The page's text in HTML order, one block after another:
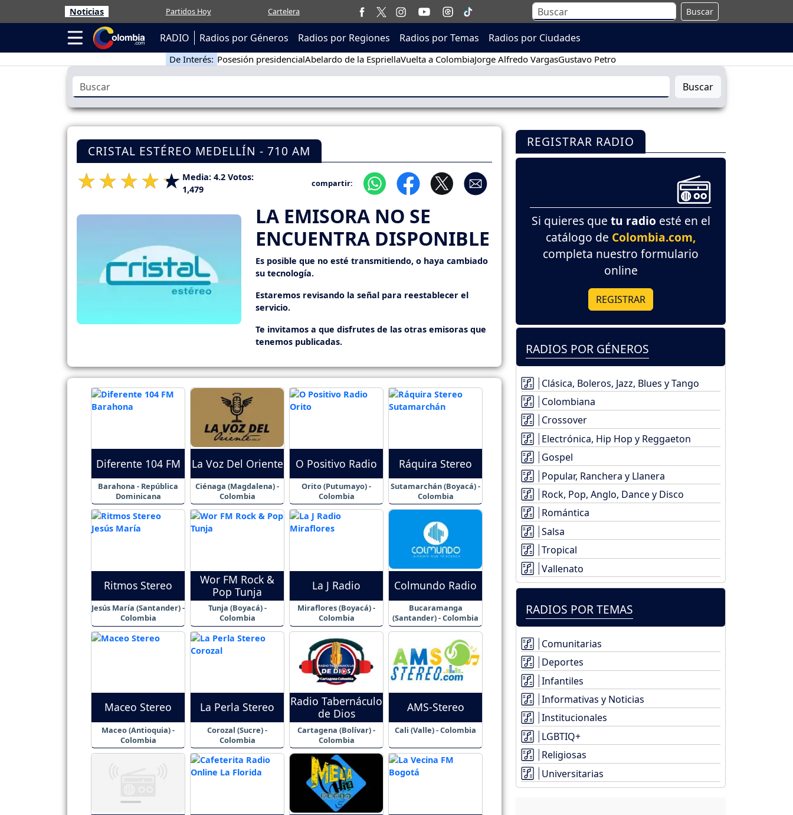
Noticias Partidos Hoy Cartelera Buscar
RADIO Radios por Géneros Radios por Regiones Radios por Temas Radios por Ciudades
De Interés: Posesión presidencialAbelardo de la EspriellaVuelta a ColombiaJorge Alfredo VargasGustavo Petro
Buscar
CRISTAL ESTÉREO MEDELLÍN - 710 AM
Media:4.2 Votos:
1,479
compartir:
LA EMISORA NO SE
ENCUENTRA DISPONIBLE
Es posible que no esté transmitiendo, o haya cambiado
su tecnología.
Estaremos revisando la señal para reestablecer el
servicio.
Te invitamos a que disfrutes de las otras emisoras que
tenemos publicadas.
Diferente 104 FM
Barahona - República
Dominicana
La Voz Del Oriente
Ciénaga (Magdalena) -
Colombia
O Positivo Radio
Orito (Putumayo) -
Colombia
Ráquira Stereo
Sutamarchán (Boyacá) -
Colombia
Ritmos Stereo
Jesús María (Santander) -
Colombia
Wor FM Rock &
Pop Tunja
Tunja (Boyacá) -
Colombia
La J Radio
Miraflores (Boyacá) -
Colombia
Colmundo Radio
Bucaramanga
(Santander) - Colombia
Maceo Stereo
Maceo (Antioquia) -
Colombia
La Perla Stereo
Corozal (Sucre) -
Colombia
Radio Tabernáculo
de Dios
Cartagena (Bolívar) -
Colombia
AMS-Stereo
Cali (Valle) - Colombia
REGISTRAR RADIO
Si quieres que tu radio esté en el
catálogo de Colombia.com,
completa nuestro formulario
online
REGISTRAR
RADIOS POR GÉNEROS
Clásica, Boleros, Jazz, Blues y Tango
Colombiana
Crossover
Electrónica, Hip Hop y Reggaeton
Gospel
Popular, Ranchera y Llanera
Rock, Pop, Anglo, Dance y Disco
Romántica
Salsa
Tropical
Vallenato
RADIOS POR TEMAS
Comunitarias
Deportes
Infantiles
Informativas y Noticias
Institucionales
LGBTIQ+
Religiosas
Universitarias